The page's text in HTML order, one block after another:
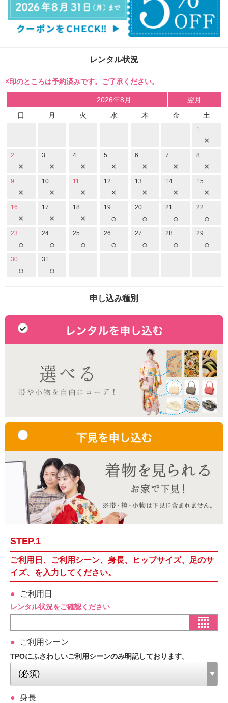
レンタル状況
×印のところは予約済みです。ご了承ください。
2026年8月
翌月
日
月 火 水 木 金 土
1
×
2
×
3
×
4
×
5
×
6
×
7
×
8
×
9
×
10
×
11
×
12
×
13
×
14
×
15
×
16
×
17
×
18
×
19
○
20
○
21
○
22
○
23
○
24
○
25
○
26
○
27
○
28
○
29
○
30
○
31
○
申し込み種別
STEP.1
ご利用日、ご利用シーン、身長、ヒップサイズ、足のサ
イズ、を入力してください。
ご利用日
レンタル状況をご確認ください
ご利用シーン
TPOにふさわしいご利用シーンのみ明記しております。
身長